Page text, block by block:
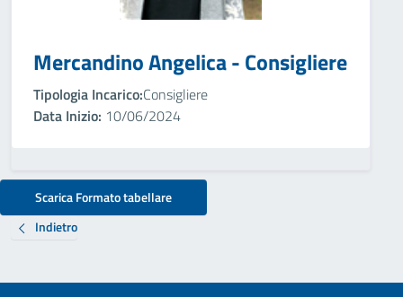
Mercandino Angelica - Consigliere
Tipologia Incarico:Consigliere
Data Inizio: 10/06/2024
Scarica Formato tabellare
Indietro